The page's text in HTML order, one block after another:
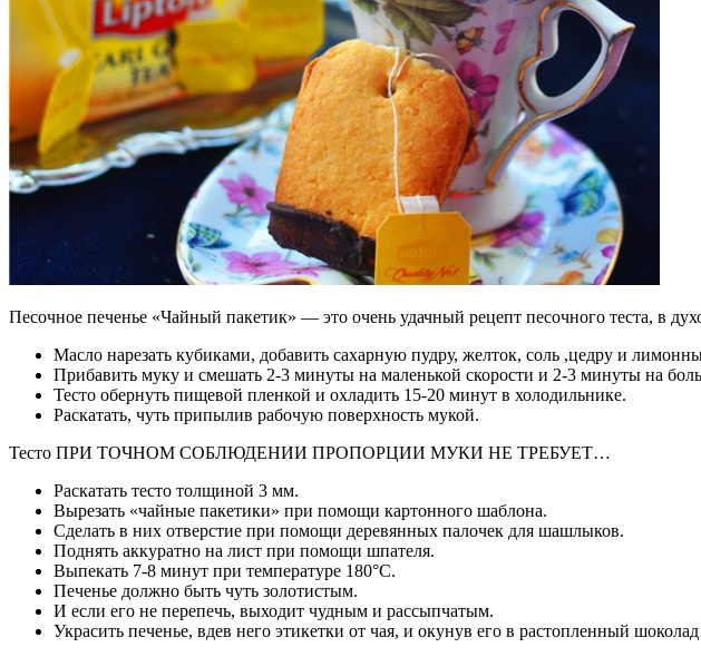
Песочное печенье «Чайный пакетик» — это очень удачный рецепт песочного теста, в
Масло нарезать кубиками, добавить сахарную пудру, желток, соль ,цедру и
Прибавить муку и смешать 2-3 минуты на маленькой скорости и 2-3 минуты на
Тесто обернуть пищевой пленкой и охладить 15-20 минут в холодильнике.
Раскатать, чуть припылив рабочую поверхность мукой.
Тесто ПРИ ТОЧНОМ СОБЛЮДЕНИИ ПРОПОРЦИИ МУКИ НЕ ТРЕБУЕТ…
Раскатать тесто толщиной 3 мм.
Вырезать «чайные пакетики» при помощи картонного шаблона.
Сделать в них отверстие при помощи деревянных палочек для шашлыков.
Поднять аккуратно на лист при помощи шпателя.
Выпекать 7-8 минут при температуре 180°C.
Печенье должно быть чуть золотистым.
И если его не перепечь, выходит чудным и рассыпчатым.
Украсить печенье, вдев него этикетки от чая, и окунув его в растопленный